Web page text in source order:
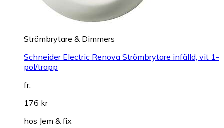
Strömbrytare & Dimmers
Schneider Electric Renova Strömbrytare infälld, vit 1-
pol/trapp
fr.
176 kr
hos Jem & fix